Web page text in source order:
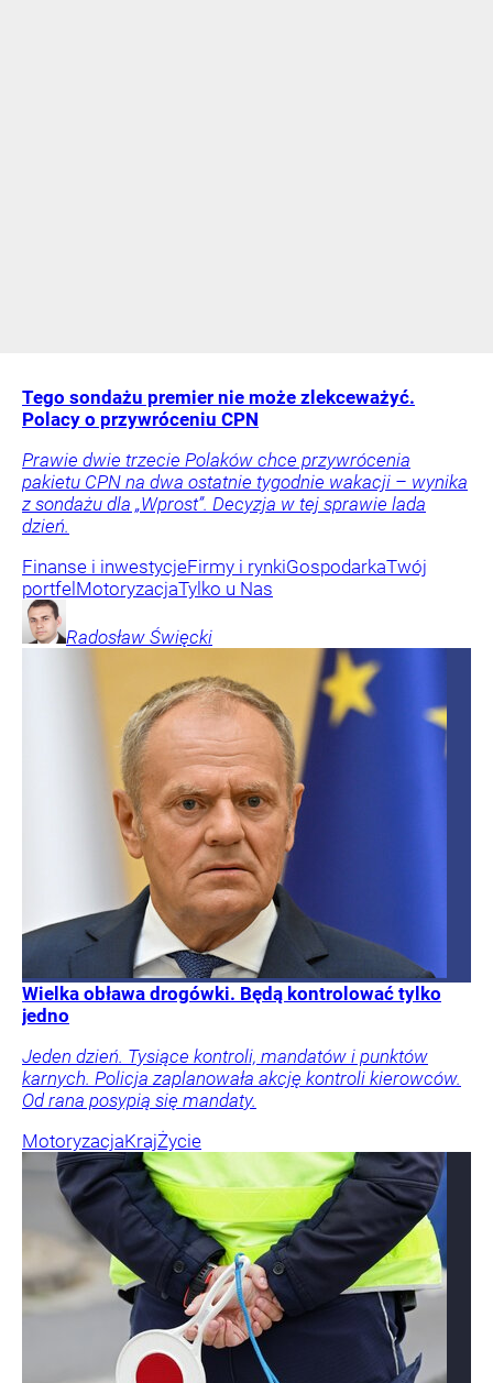
Tego sondażu premier nie może zlekceważyć.
Polacy o przywróceniu CPN
Prawie dwie trzecie Polaków chce przywrócenia
pakietu CPN na dwa ostatnie tygodnie wakacji – wynika
z sondażu dla „Wprost”. Decyzja w tej sprawie lada
dzień.
Finanse i inwestycjeFirmy i rynkiGospodarkaTwój
portfelMotoryzacjaTylko u Nas
Radosław Święcki
Wielka obława drogówki. Będą kontrolować tylko
jedno
Jeden dzień. Tysiące kontroli, mandatów i punktów
karnych. Policja zaplanowała akcję kontroli kierowców.
Od rana posypią się mandaty.
MotoryzacjaKrajŻycie